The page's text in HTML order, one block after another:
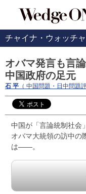
チャイナ・ウォッチ
オバマ発言も言
中国政府の足元
石 平 （ 中国問題・日中問題
中国が「言論統制社会
オバマ大統領の訪中の
は――。